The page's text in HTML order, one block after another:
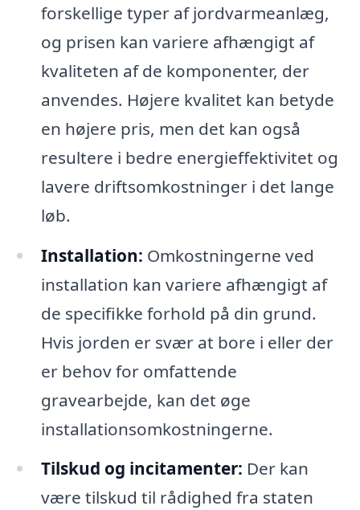
forskellige typer af jordvarmeanlæg,
og prisen kan variere afhængigt af
kvaliteten af de komponenter, der
anvendes. Højere kvalitet kan betyde
en højere pris, men det kan også
resultere i bedre energieffektivitet og
lavere driftsomkostninger i det lange
løb.
Installation: Omkostningerne ved
installation kan variere afhængigt af
de specifikke forhold på din grund.
Hvis jorden er svær at bore i eller der
er behov for omfattende
gravearbejde, kan det øge
installationsomkostningerne.
Tilskud og incitamenter: Der kan
være tilskud til rådighed fra staten